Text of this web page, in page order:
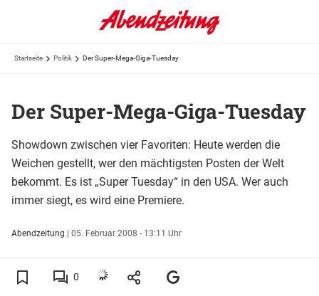
Startseite Politik Der Super-Mega-Giga-Tuesday
Der Super-Mega-Giga-Tuesday
Showdown zwischen vier Favoriten: Heute werden die
Weichen gestellt, wer den mächtigsten Posten der Welt
bekommt. Es ist „Super Tuesday“ in den USA. Wer auch
immer siegt, es wird eine Premiere.
Abendzeitung | 05. Februar 2008 - 13:11 Uhr
0